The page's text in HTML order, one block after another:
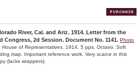
River, Cal. and Ariz. 1914. Letter from the
Congress, 2d Session. Document No. 1141. Photo
House of Representatives. 1914. 5 pps. Octavo. Soft
map. Important reference work. Very scarce in this
(lacks wrappers).